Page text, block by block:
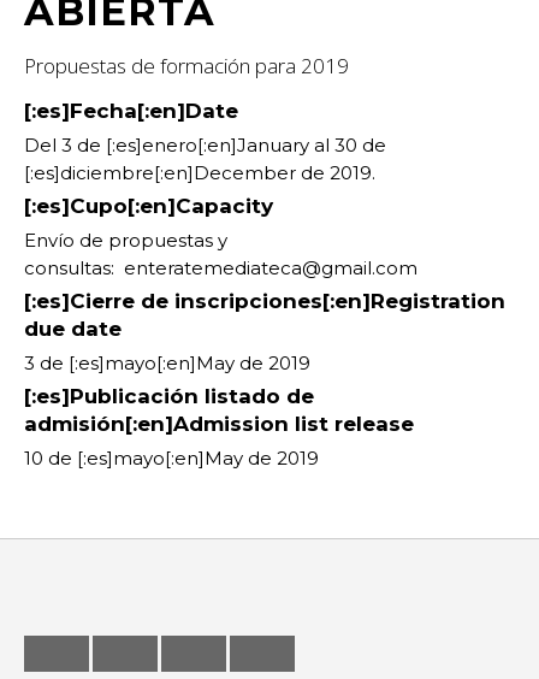
Foro
Letras
Música
Radio
Seminario
ABIERTA
Propuestas de formación para 2019
[:es]Fecha[:en]Date
Del 3 de [:es]enero[:en]January al 30 de
[:es]diciembre[:en]December de 2019.
[:es]Cupo[:en]Capacity
Envío de propuestas y
consultas: enteratemediateca@gmail.com
[:es]Cierre de inscripciones[:en]Registration
due date
3 de [:es]mayo[:en]May de 2019
[:es]Publicación listado de
admisión[:en]Admission list release
10 de [:es]mayo[:en]May de 2019